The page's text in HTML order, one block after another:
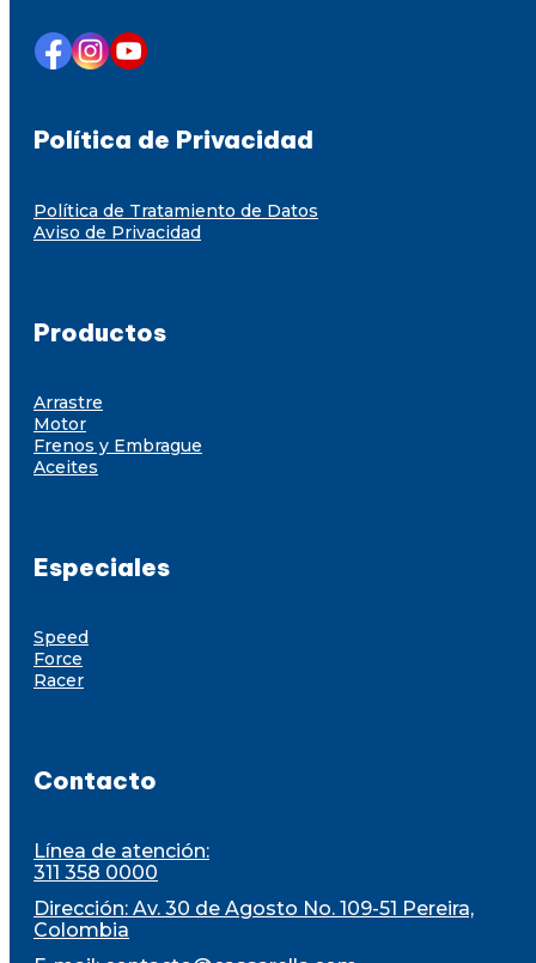
Política de Privacidad
Política de Tratamiento de Datos
Aviso de Privacidad
Productos
Arrastre
Motor
Frenos y Embrague
Aceites
Especiales
Speed
Force
Racer
Contacto
Línea de atención:
311 358 0000
Dirección: Av. 30 de Agosto No. 109-51 Pereira,
Colombia